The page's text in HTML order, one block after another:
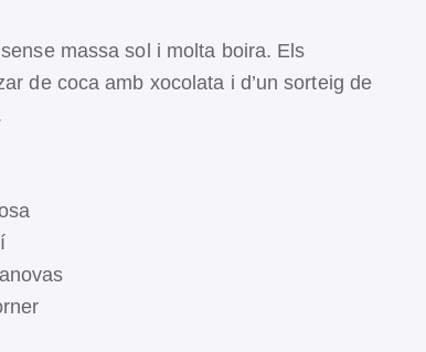
massa sol i molta boira. Els
de coca amb xocolata i d’un sorteig de